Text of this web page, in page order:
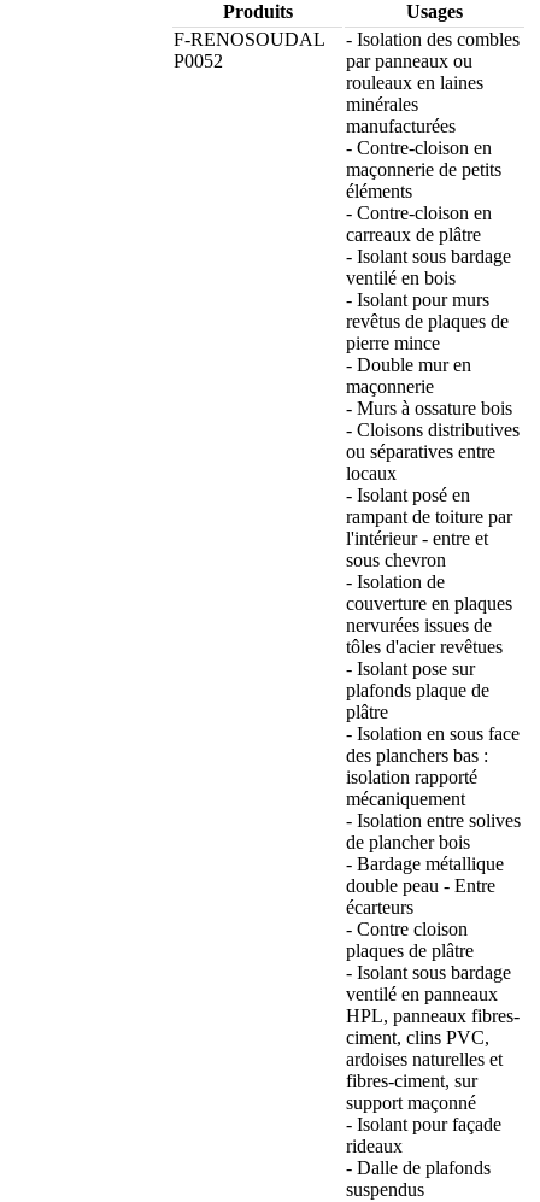
Produits
Usages
F-RENOSOUDAL
P0052
- Isolation des combles
par panneaux ou
rouleaux en laines
minérales
manufacturées
- Contre-cloison en
maçonnerie de petits
éléments
- Contre-cloison en
carreaux de plâtre
- Isolant sous bardage
ventilé en bois
- Isolant pour murs
revêtus de plaques de
pierre mince
- Double mur en
maçonnerie
- Murs à ossature bois
- Cloisons distributives
ou séparatives entre
locaux
- Isolant posé en
rampant de toiture par
l'intérieur - entre et
sous chevron
- Isolation de
couverture en plaques
nervurées issues de
tôles d'acier revêtues
- Isolant pose sur
plafonds plaque de
plâtre
- Isolation en sous face
des planchers bas :
isolation rapporté
mécaniquement
- Isolation entre solives
de plancher bois
- Bardage métallique
double peau - Entre
écarteurs
- Contre cloison
plaques de plâtre
- Isolant sous bardage
ventilé en panneaux
HPL, panneaux fibres-
ciment, clins PVC,
ardoises naturelles et
fibres-ciment, sur
support maçonné
- Isolant pour façade
rideaux
- Dalle de plafonds
suspendus